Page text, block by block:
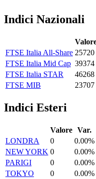
Indici Nazionali
FTSE Italia All-Share 25720
FTSE Italia Mid Cap 39374
FTSE Italia STAR
46268
FTSE MIB
23707
Indici Esteri
Valore Var.
LONDRA
0
0.00%
NEW YORK 0
0.00%
PARIGI
0
0.00%
TOKYO
0
0.00%